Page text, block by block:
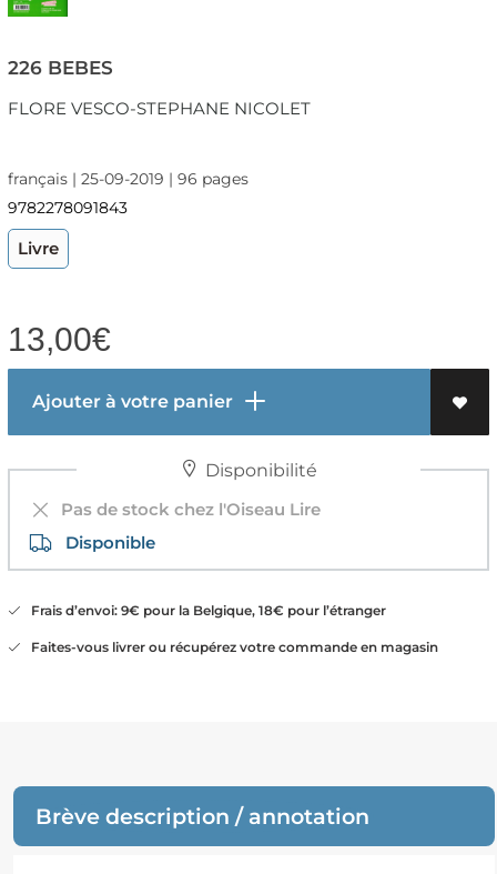
226 BEBES
FLORE VESCO-STEPHANE NICOLET
français | 25-09-2019 | 96 pages
9782278091843
Livre
13,00€
Ajouter à votre panier
Disponibilité
Pas de stock chez l'Oiseau Lire
Disponible
Frais d’envoi: 9€ pour la Belgique, 18€ pour l’étranger
Faites-vous livrer ou récupérez votre commande en magasin
Brève description / annotation